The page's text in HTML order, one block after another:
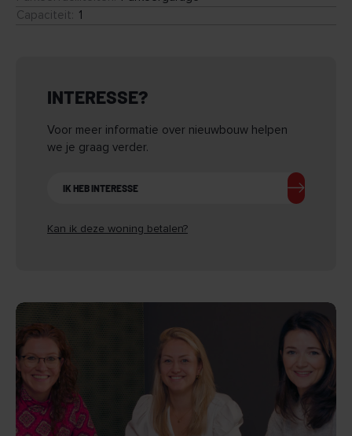
Capaciteit
1
INTERESSE?
Voor meer informatie over nieuwbouw helpen
we je graag verder.
IK HEB INTERESSE
Kan ik deze woning betalen?